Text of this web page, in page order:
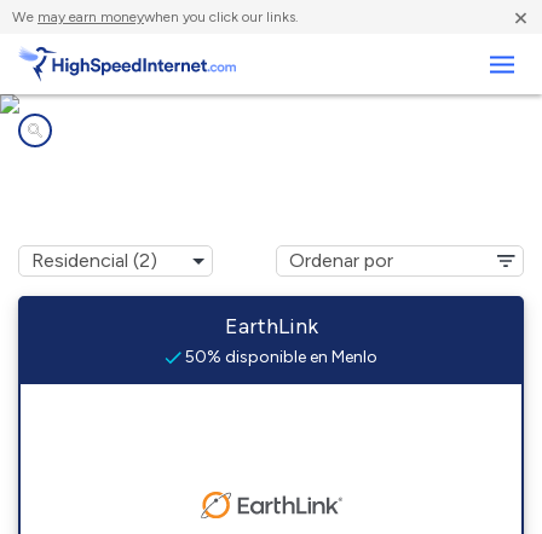
We may earn moneywhen you click our links. ×
EarthLink
50% disponible en Menlo